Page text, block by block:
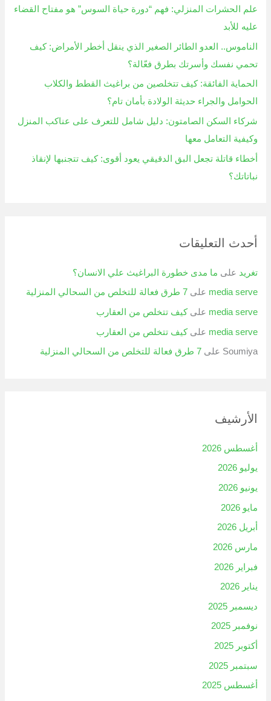
علم الحشرات المنزلي: فهم “دورة حياة السوس” هو مفتاح القضاء
عليه للأبد
الناموس.. العدو الطائر الصغير الذي ينقل أخطر الأمراض: كيف
تحمي نفسك وأسرتك بطرق فعّالة؟
الحماية الفائقة: كيف تتخلصين من براغيث القطط والكلاب
الحوامل والجراء حديثة الولادة بأمان تام؟
شركاء السكن الصامتون: دليل شامل للتعرف على عناكب المنزل
وكيفية التعامل معها
أخطاء قاتلة تجعل البق الدقيقي يعود أقوى: كيف تتجنبها لإنقاذ
نباتاتك؟
أحدث التعليقات
تغريد على ما مدى خطورة البراغيث علي الانسان؟
media serve على7 طرق فعالة للتخلص من السحالي المنزلية
media serve علىكيف تتخلص من العقارب
media serve علىكيف تتخلص من العقارب
Soumiya على7 طرق فعالة للتخلص من السحالي المنزلية
الأرشيف
أغسطس 2026
يوليو 2026
يونيو 2026
مايو 2026
أبريل 2026
مارس 2026
فبراير 2026
يناير 2026
ديسمبر 2025
نوفمبر 2025
أكتوبر 2025
سبتمبر 2025
أغسطس 2025